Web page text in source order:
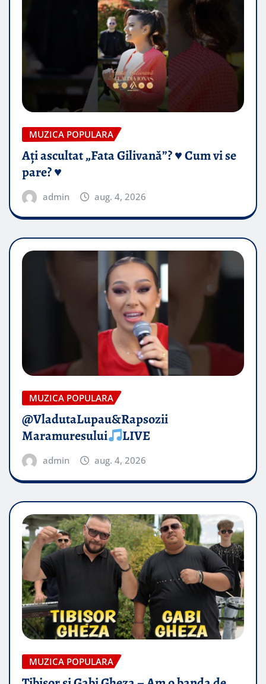
MUZICA POPULARA
Ați ascultat „Fata Gilivană”? ♥️ Cum vi se
pare? ♥️
admin aug. 4, 2026
MUZICA POPULARA
@VladutaLupau&Rapsozii
Maramuresului
LIVE
admin aug. 4, 2026
MUZICA POPULARA